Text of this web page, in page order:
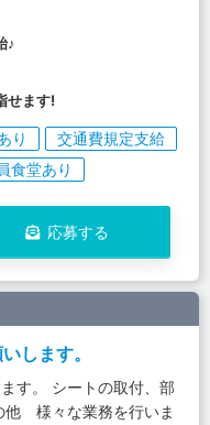
♪
せます!
り
交通費規定支給
食堂あり
応募する
します。
す。 シートの取付、部
他 様々な業務を行いま